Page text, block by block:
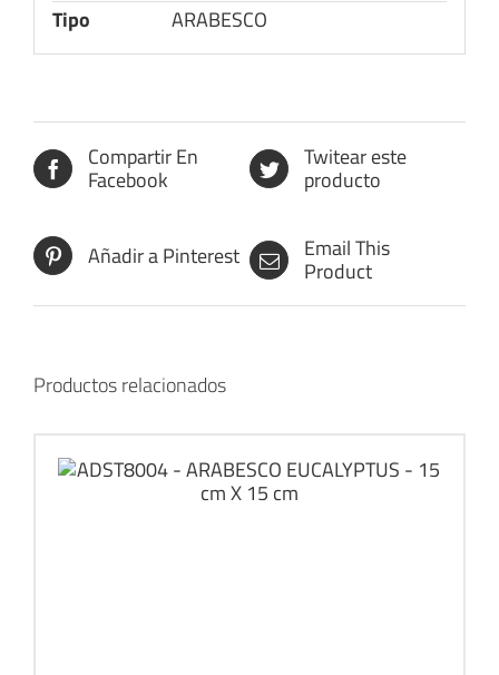
Tipo
ARABESCO
Compartir En
Facebook
Twitear este
producto
Añadir a Pinterest Email This
Product
Productos relacionados